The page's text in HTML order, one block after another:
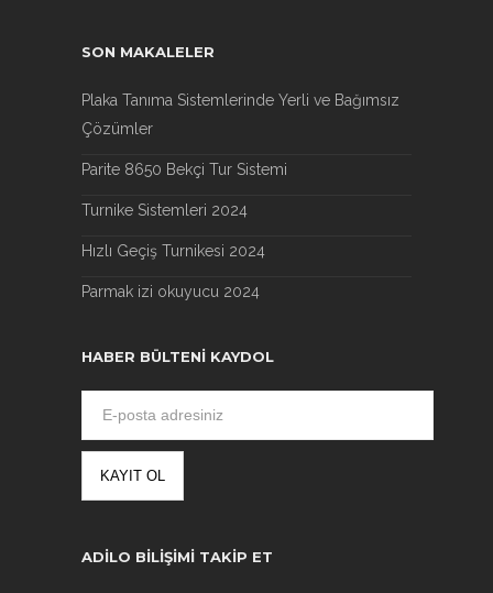
SON MAKALELER
Plaka Tanıma Sistemlerinde Yerli ve Bağımsız
Çözümler
Parite 8650 Bekçi Tur Sistemi
Turnike Sistemleri 2024
Hızlı Geçiş Turnikesi 2024
Parmak izi okuyucu 2024
HABER BÜLTENI KAYDOL
ADILO BILIŞIMI TAKIP ET